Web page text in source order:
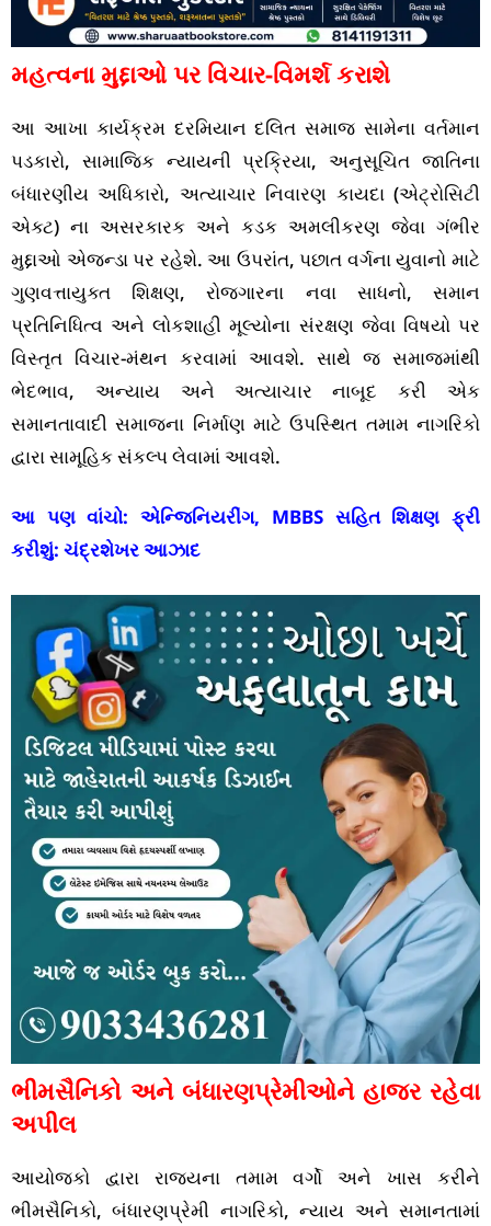
મહત્વના મુદ્દાઓ પર વિચાર-વિમર્શ કરાશે
આ આખા કાર્યક્રમ દરમિયાન દલિત સમાજ સામેના વર્તમાન
પડકારો, સામાજિક ન્યાયની પ્રક્રિયા, અનુસૂચિત જાતિના
બંધારણીય અધિકારો, અત્યાચાર નિવારણ કાયદા (એટ્રોસિટી
એક્ટ) ના અસરકારક અને કડક અમલીકરણ જેવા ગંભીર
મુદ્દાઓ એજન્ડા પર રહેશે. આ ઉપરાંત, પછાત વર્ગના યુવાનો માટે
ગુણવત્તાયુક્ત શિક્ષણ, રોજગારના નવા સાધનો, સમાન
પ્રતિનિધિત્વ અને લોકશાહી મૂલ્યોના સંરક્ષણ જેવા વિષયો પર
વિસ્તૃત વિચાર-મંથન કરવામાં આવશે. સાથે જ સમાજમાંથી
ભેદભાવ, અન્યાય અને અત્યાચાર નાબૂદ કરી એક
સમાનતાવાદી સમાજના નિર્માણ માટે ઉપસ્થિત તમામ નાગરિકો
દ્વારા સામૂહિક સંકલ્પ લેવામાં આવશે.
આ પણ વાંચો:એન્જિનિયરીંગ, MBBS સહિત શિક્ષણ ફ્રી
કરીશું: ચંદ્રશેખર આઝાદ
ભીમસૈનિકો અને બંધારણપ્રેમીઓને હાજર રહેવા
અપીલ
આયોજકો દ્વારા રાજ્યના તમામ વર્ગો અને ખાસ કરીને
ભીમસૈનિકો, બંધારણપ્રેમી નાગરિકો, ન્યાય અને સમાનતામાં